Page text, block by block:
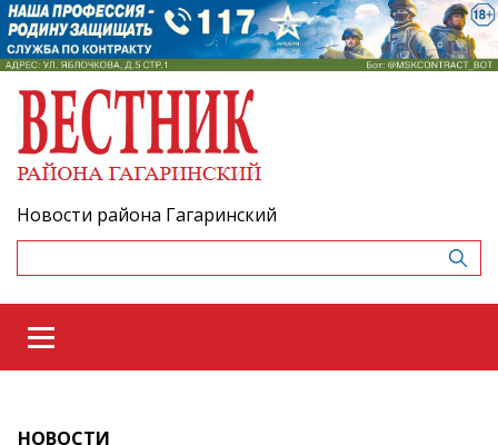
Новости района Гагаринский
НОВОСТИ